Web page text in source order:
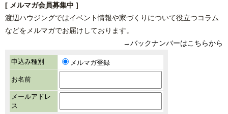
[ メルマガ会員募集中 ]
渡辺ハウジングではイベント情報や家づくりについて役立つコラム
などをメルマガでお届けしております。
→バックナンバーはこちらから